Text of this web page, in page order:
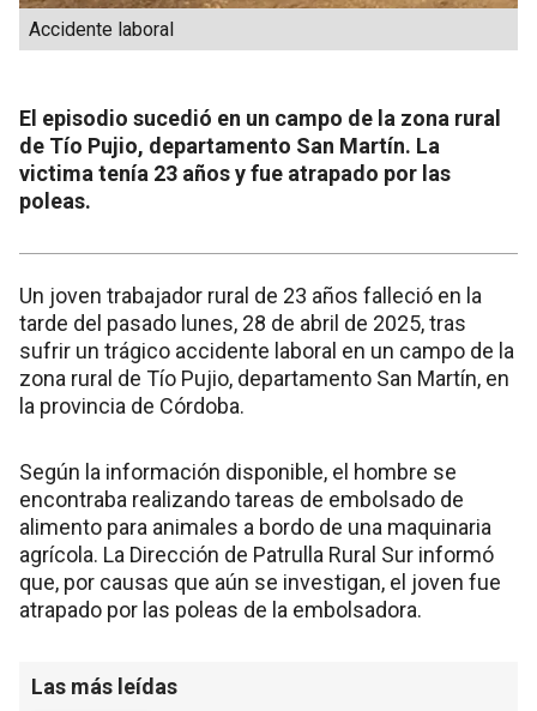
Accidente laboral
El episodio sucedió en un campo de la zona rural
de Tío Pujio, departamento San Martín. La
victima tenía 23 años y fue atrapado por las
poleas.
Un joven trabajador rural de 23 años falleció en la
tarde del pasado lunes, 28 de abril de 2025, tras
sufrir un trágico accidente laboral en un campo de la
zona rural de Tío Pujio, departamento San Martín, en
la provincia de Córdoba.
Según la información disponible, el hombre se
encontraba realizando tareas de embolsado de
alimento para animales a bordo de una maquinaria
agrícola. La Dirección de Patrulla Rural Sur informó
que, por causas que aún se investigan, el joven fue
atrapado por las poleas de la embolsadora.
Las más leídas